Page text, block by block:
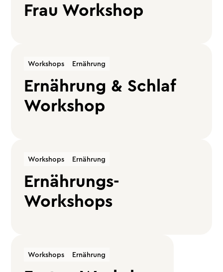
Frau Workshop
Workshops Ernährung
Ernährung & Schlaf
Workshop
Workshops Ernährung
Ernährungs-
Workshops
Workshops Ernährung